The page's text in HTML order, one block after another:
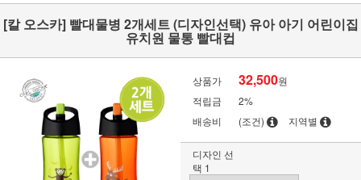
[칼 오스카] 빨대물병 2개세트 (디자인선택) 유아 아기 어린이집
유치원 물통 빨대컵
상품가 32,500원
적립금
2%
배송비
(조건) 지역별
디자인 선
택 1